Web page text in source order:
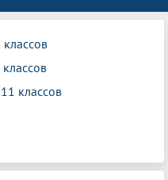
классов